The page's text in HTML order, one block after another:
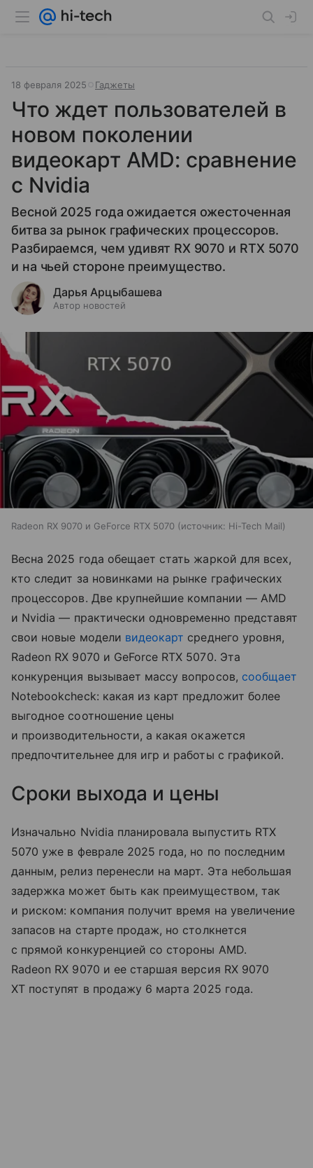
18 февраля 2025 Гаджеты
Что ждет пользователей в
новом поколении
видеокарт AMD: сравнение
с Nvidia
Весной 2025 года ожидается ожесточенная
битва за рынок графических процессоров.
Разбираемся, чем удивят RX 9070 и RTX 5070
и на чьей стороне преимущество.
Дарья Арцыбашева
Автор новостей
Radeon RX 9070 и GeForce RTX 5070 источник: Hi-Tech Mail
Весна 2025 года обещает стать жаркой для всех,
кто следит за новинками на рынке графических
процессоров. Две крупнейшие компании — AMD
и Nvidia — практически одновременно представят
свои новые модели видеокарт среднего уровня,
Radeon RX 9070 и GeForce RTX 5070. Эта
конкуренция вызывает массу вопросов, сообщает
Notebookcheck: какая из карт предложит более
выгодное соотношение цены
и производительности, а какая окажется
предпочтительнее для игр и работы с графикой.
Сроки выхода и цены
Изначально Nvidia планировала выпустить RTX
5070 уже в феврале 2025 года, но по последним
данным, релиз перенесли на март. Эта небольшая
задержка может быть как преимуществом, так
и риском: компания получит время на увеличение
запасов на старте продаж, но столкнется
с прямой конкуренцией со стороны AMD.
Radeon RX 9070 и ее старшая версия RX 9070
XT поступят в продажу 6 марта 2025 года.